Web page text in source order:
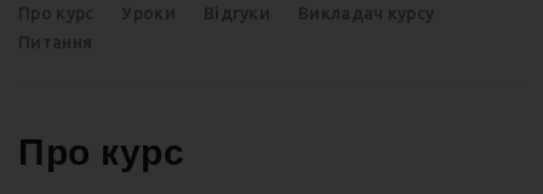
Про курс Уроки Відгуки
Викладач курсу
Питання
Про курс